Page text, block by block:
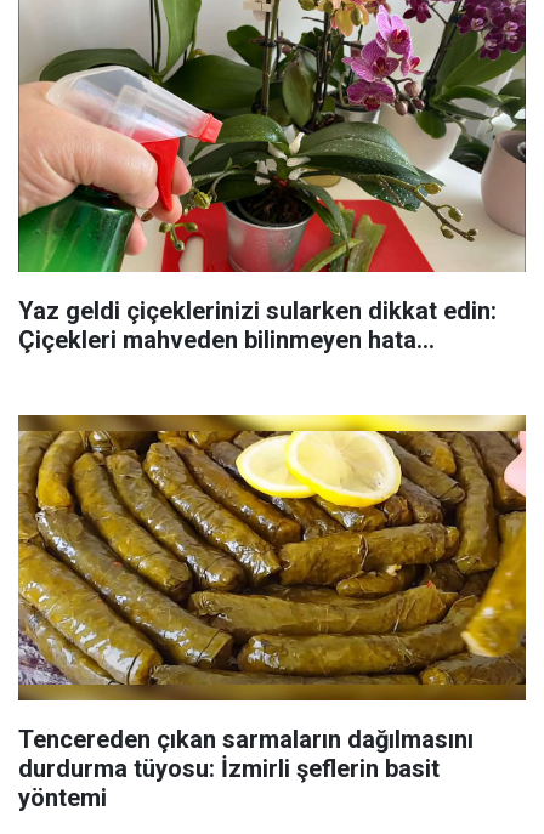
Yaz geldi çiçeklerinizi sularken dikkat edin:
Çiçekleri mahveden bilinmeyen hata...
Tencereden çıkan sarmaların dağılmasını
durdurma tüyosu: İzmirli şeflerin basit
yöntemi